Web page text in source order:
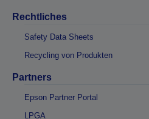
Rechtliches
Safety Data Sheets
Recycling von Produkten
Partners
Epson Partner Portal
LPGA